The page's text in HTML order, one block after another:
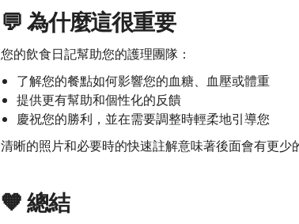
💬 為什麼這很重要
您的飲食日記幫助您的護理團隊：
了解您的餐點如何影響您的血糖、血壓或體重
提供更有幫助和個性化的反饋
慶祝您的勝利，並在需要調整時輕柔地引導您
清晰的照片和必要時的快速註解意味著後面會有更少
🧡 總結